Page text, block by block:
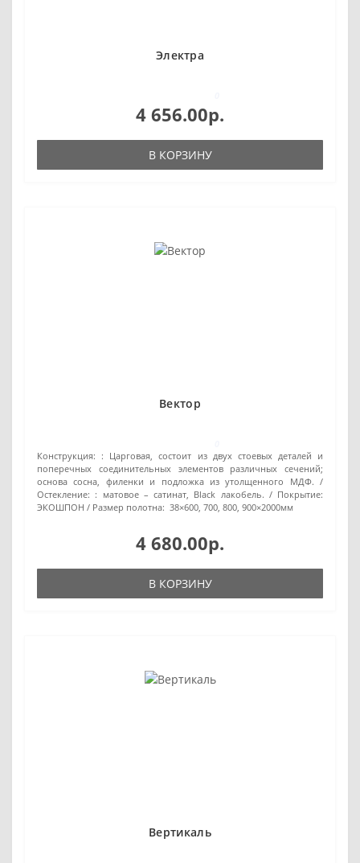
Электра
4 656.00р.
В КОРЗИНУ
Вектор
Конструкция: : Царговая, состоит из двух стоевых деталей и
поперечных соединительных элементов различных сечений;
основа сосна, филенки и подложка из утолщенного МДФ.
Остекление: : матовое – сатинат, Black лакобель.
Покрытие:
ЭКОШПОН
Размер полотна: 38×600, 700, 800, 900×2000мм
4 680.00р.
В КОРЗИНУ
Вертикаль